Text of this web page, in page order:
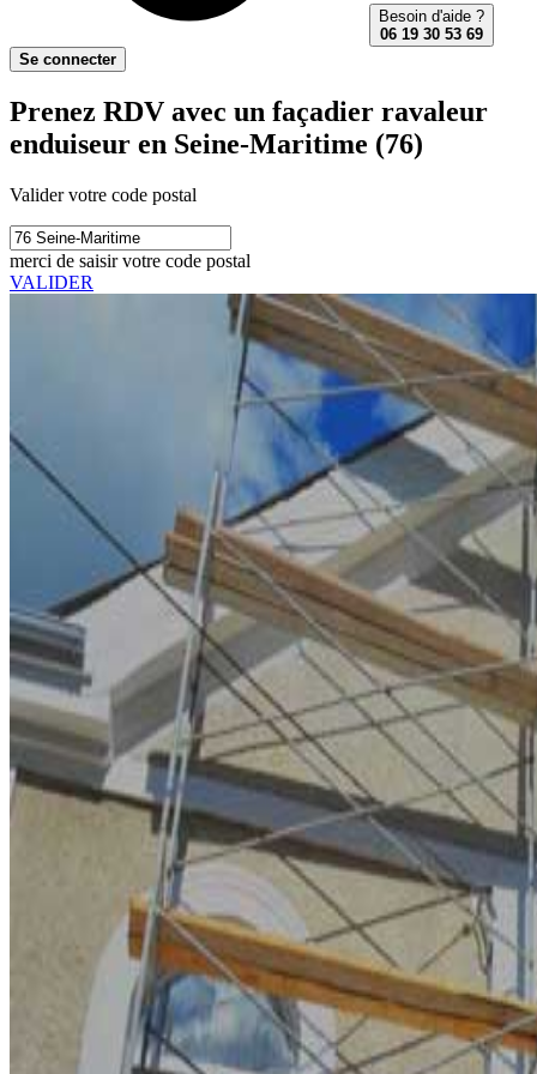
Besoin d'aide ?
06 19 30 53 69
Se connecter
Prenez RDV avec un façadier ravaleur
enduiseur en Seine-Maritime (76)
Valider votre code postal
merci de saisir votre code postal
VALIDER